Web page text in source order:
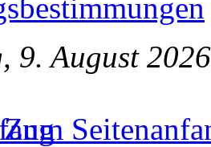
9. August
Zum